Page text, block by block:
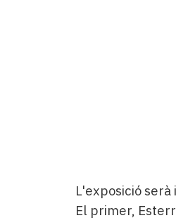
L'exposició
El primer,